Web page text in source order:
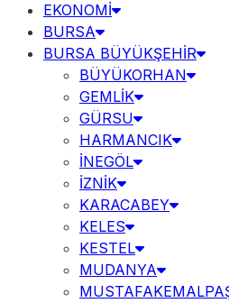
EKONOMİ
BURSA
BURSA BÜYÜKŞEHİR
BÜYÜKORHAN
GEMLİK
GÜRSU
HARMANCIK
İNEGÖL
İZNİK
KARACABEY
KELES
KESTEL
MUDANYA